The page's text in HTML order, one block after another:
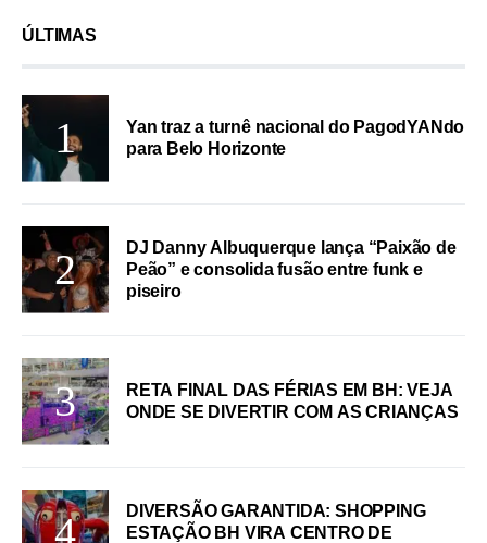
ÚLTIMAS
Yan traz a turnê nacional do PagodYANdo
para Belo Horizonte
DJ Danny Albuquerque lança “Paixão de
Peão” e consolida fusão entre funk e
piseiro
RETA FINAL DAS FÉRIAS EM BH: VEJA
ONDE SE DIVERTIR COM AS CRIANÇAS
DIVERSÃO GARANTIDA: SHOPPING
ESTAÇÃO BH VIRA CENTRO DE